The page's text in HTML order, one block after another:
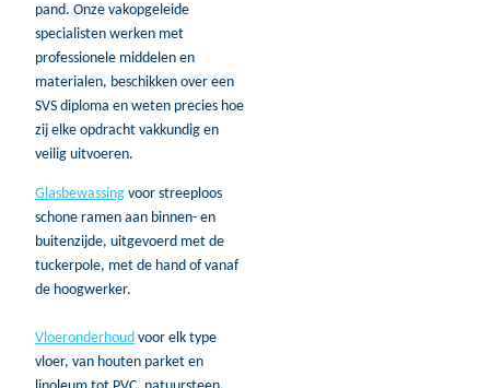
pand. Onze vakopgeleide
specialisten werken met
professionele middelen en
materialen, beschikken over een
SVS diploma en weten precies hoe
zij elke opdracht vakkundig en
veilig uitvoeren.
Glasbewassing voor streeploos
schone ramen aan binnen- en
buitenzijde, uitgevoerd met de
tuckerpole, met de hand of vanaf
de hoogwerker.
Vloeronderhoud voor elk type
vloer, van houten parket en